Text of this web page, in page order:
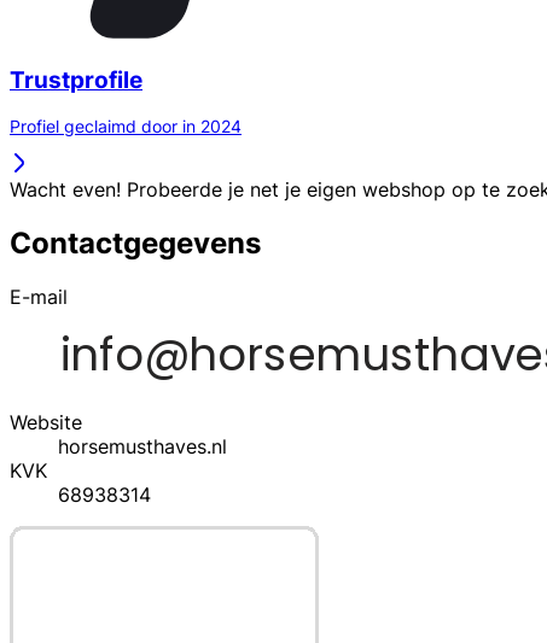
Trustprofile
Profiel geclaimd door in 2024
Wacht even! Probeerde je net je eigen webshop op te
Contactgegevens
E-mail
Website
horsemusthaves.nl
KVK
68938314